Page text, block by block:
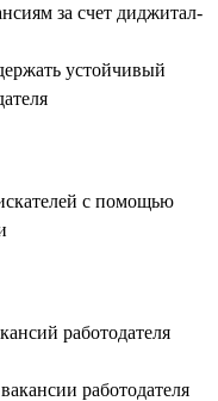
за счет диджитал-
устойчивый
с помощью
работодателя
работодателя